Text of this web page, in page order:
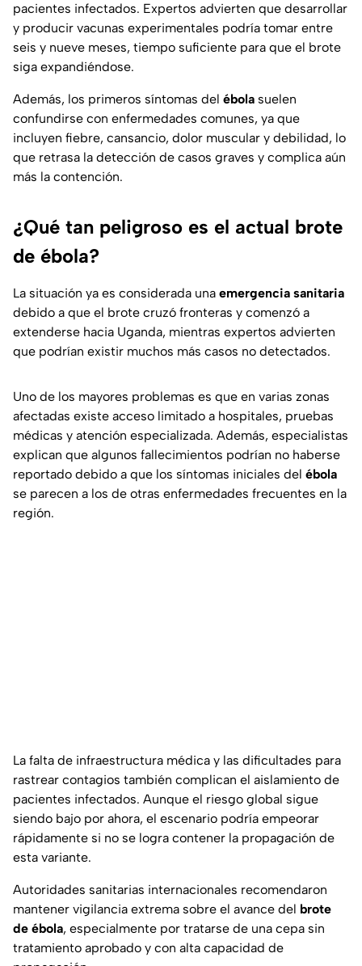
pacientes infectados. Expertos advierten que desarrollar
y producir vacunas experimentales podría tomar entre
seis y nueve meses, tiempo suficiente para que el brote
siga expandiéndose.
Además, los primeros síntomas del ébola suelen
confundirse con enfermedades comunes, ya que
incluyen fiebre, cansancio, dolor muscular y debilidad, lo
que retrasa la detección de casos graves y complica aún
más la contención.
¿Qué tan peligroso es el actual brote
de ébola?
La situación ya es considerada una emergencia sanitaria
debido a que el brote cruzó fronteras y comenzó a
extenderse hacia Uganda, mientras expertos advierten
que podrían existir muchos más casos no detectados.
Uno de los mayores problemas es que en varias zonas
afectadas existe acceso limitado a hospitales, pruebas
médicas y atención especializada. Además, especialistas
explican que algunos fallecimientos podrían no haberse
reportado debido a que los síntomas iniciales del ébola
se parecen a los de otras enfermedades frecuentes en la
región.
La falta de infraestructura médica y las dificultades para
rastrear contagios también complican el aislamiento de
pacientes infectados. Aunque el riesgo global sigue
siendo bajo por ahora, el escenario podría empeorar
rápidamente si no se logra contener la propagación de
esta variante.
Autoridades sanitarias internacionales recomendaron
mantener vigilancia extrema sobre el avance del brote
de ébola, especialmente por tratarse de una cepa sin
tratamiento aprobado y con alta capacidad de